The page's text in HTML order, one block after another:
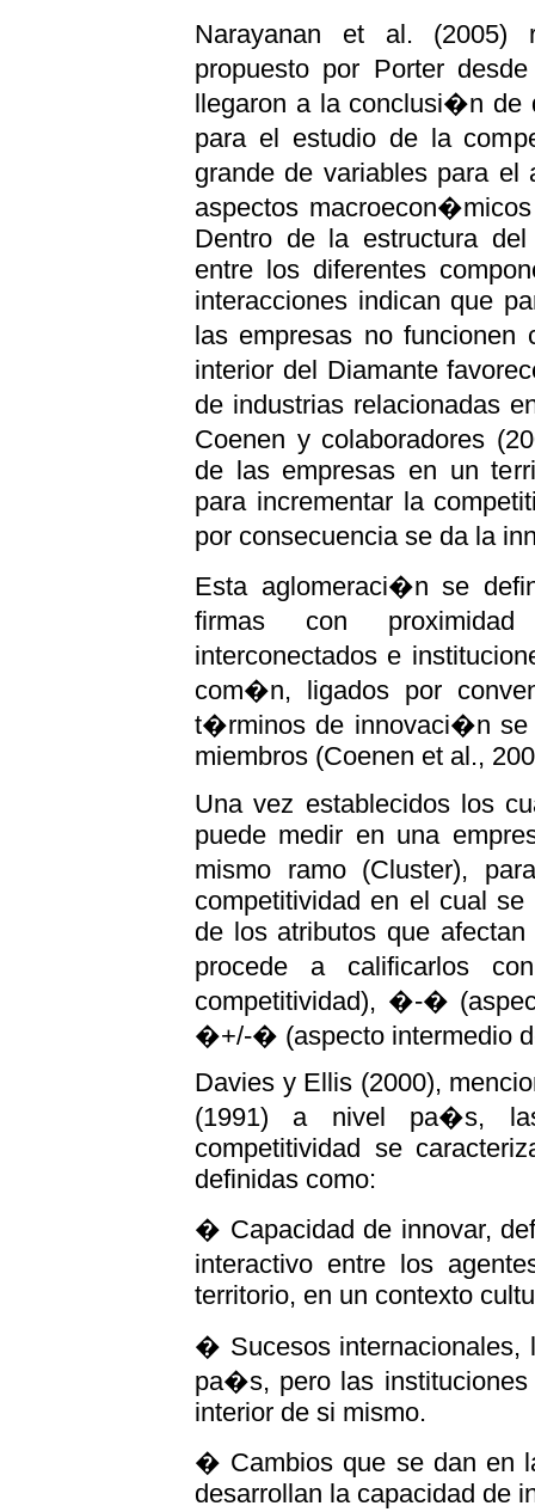
Narayanan et al. (2005)
propuesto por Porter
llegaron a la conclusi�n de
para el estudio de la
grande de variables para
aspectos
Dentro de la estructura
entre los diferentes
interacciones indican que
las empresas no
interior del Diamante
de industrias relacionadas
Coenen y colaboradores
de las empresas en un
para incrementar la
por consecuencia se da la
Esta aglomeraci�n se
firmas con
interconectados e
com�n, ligados por
t�rminos de innovaci�n se
miembros (Coenen et al.,
Una vez establecidos los
puede medir en una
mismo ramo (Cluster),
competitividad en el cual
de los atributos que
procede a calificarlos
competitividad), �-�
�+/-� (aspecto intermedio
Davies y Ellis (2000),
(1991) a nivel pa�s,
competitividad se
definidas como:
� Capacidad de innovar,
interactivo entre los
territorio, en un contexto
� Sucesos internacionales,
pa�s, pero las
interior de si mismo.
� Cambios que se dan en
desarrollan la capacidad de